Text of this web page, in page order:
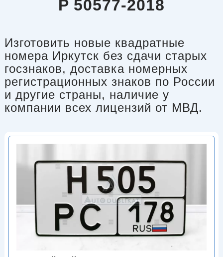
P 50577-2018
Изготовить новые квадратные
номера Иркутск без сдачи старых
госзнаков, доставка номерных
регистрационных знаков по России
и другие страны, наличие у
компании всех лицензий от МВД.